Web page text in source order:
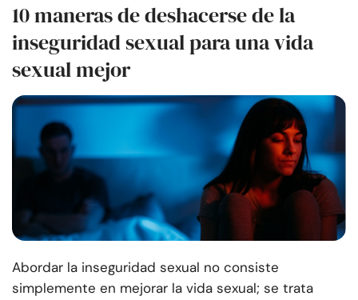
10 maneras de deshacerse de la
inseguridad sexual para una vida
sexual mejor
Abordar la inseguridad sexual no consiste
simplemente en mejorar la vida sexual; se trata